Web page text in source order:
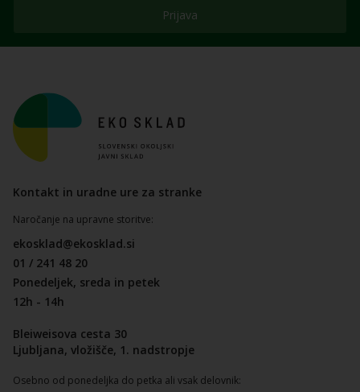
Prijava
Kontakt in uradne ure za stranke
Naročanje na upravne storitve:
ekosklad@ekosklad.si
01 / 241 48 20
Ponedeljek, sreda in petek
12h - 14h
Bleiweisova cesta 30
Ljubljana, vložišče, 1. nadstropje
Osebno od ponedeljka do petka ali vsak delovnik: